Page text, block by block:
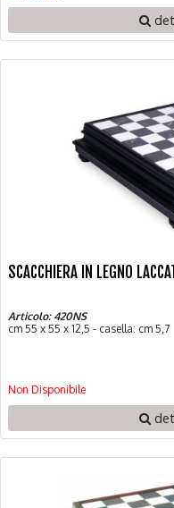
SCACCHIERA IN LEGNO
Articolo: 420NS
cm 55 x 55 x 12,5 - casella: cm 5,7
Non Disponibile